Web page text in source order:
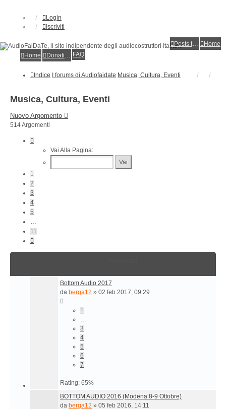
Login
Iscriviti
Posts toplist
Home
Home
Donations FAQ
Indice I forums di Audiofaidate Musica, Cultura, Eventi
Musica, Cultura, Eventi
Nuovo Argomento
514 Argomenti
Vai Alla Pagina:
1
2
3
4
5
…
11
Bottom Audio 2017
da berga12 » 02 feb 2017, 09:29
1
…
3
4
5
6
7
Rating: 65%
BOTTOM AUDIO 2016 (Modena 8-9 Ottobre)
da berga12 » 05 feb 2016, 14:11